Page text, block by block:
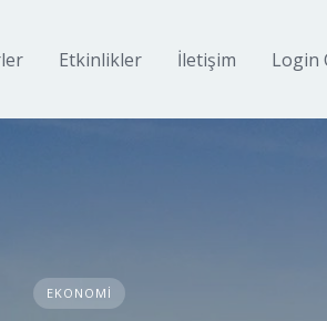
Etkinlikler İletişim Login
EKONOMI